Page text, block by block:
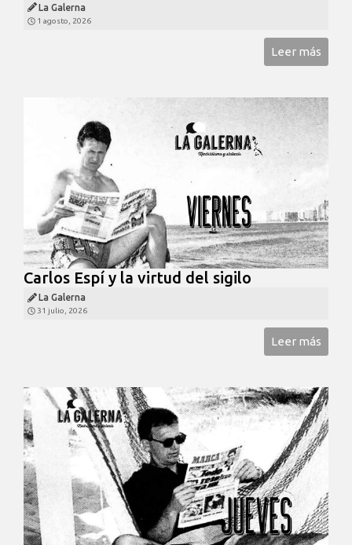
La Galerna
1 agosto, 2026
Leer más
Carlos Espí y la virtud del sigilo
La Galerna
31 julio, 2026
Leer más